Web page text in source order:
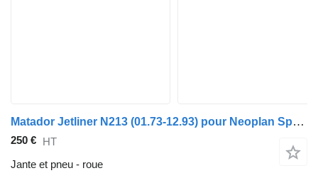
Matador Jetliner N213 (01.73-12.93) pour Neoplan Spaceliner, Skyliner, Jetliner, Cityliner (1973-)
250 € HT
Jante et pneu - roue